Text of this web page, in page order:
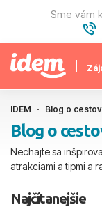
Sme vám
IDEM Blog o
Blog o
Nechajte sa
atrakciami a tipmi a
Najčítanejšie